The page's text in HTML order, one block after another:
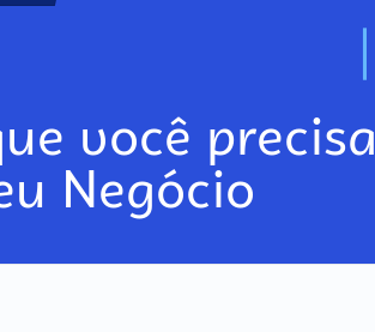
N
você precisa
Negócio